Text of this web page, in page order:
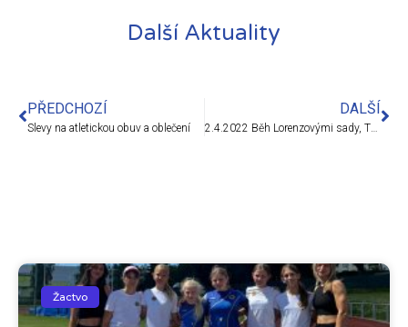
Další Aktuality
PŘEDCHOZÍ
Slevy na atletickou obuv a oblečení
DALŠÍ
2.4.2022 Běh Lorenzovými sady, Třebíč – 1.kolo Běžeckého poháru mládeže
Žactvo